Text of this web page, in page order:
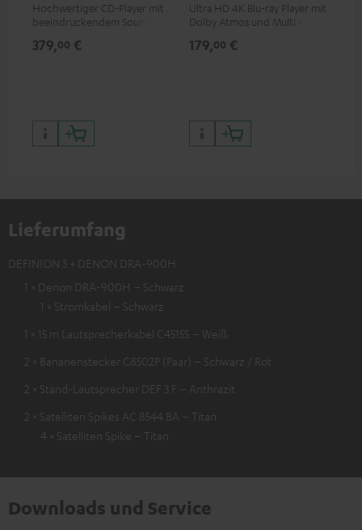
Hochwertiger CD-Player mit
beeindruckendem Sound und
379,00 €
Ultra HD 4K Blu-ray Player mit
Dolby Atmos und Multi HDR-
HDR10+ für eine überragende
179,00 €
Lieferumfang
DEFINION 3 + DENON DRA-900H
1 × Denon DRA-900H – Schwarz
1 × Stromkabel – Schwarz
1 × 15 m Lautsprecherkabel C4515S – Weiß
2 × Bananenstecker C8502P (Paar) – Schwarz / Rot
2 × Stand-Lautsprecher DEF 3 F – Anthrazit
2 × Satelliten Spikes AC 8544 BA – Titan
4 × Satelliten Spike – Titan
Downloads und Service